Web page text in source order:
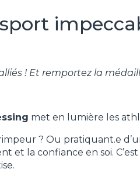
! Et remportez la
met en lumière les
? Ou pratiquant.e
et la confiance en soi.